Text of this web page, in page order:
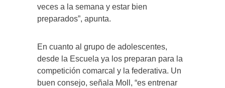
veces a la semana y estar bien
preparados”, apunta.
En cuanto al grupo de adolescentes,
desde la Escuela ya los preparan para la
competición comarcal y la federativa. Un
buen consejo, señala Moll, “es entrenar